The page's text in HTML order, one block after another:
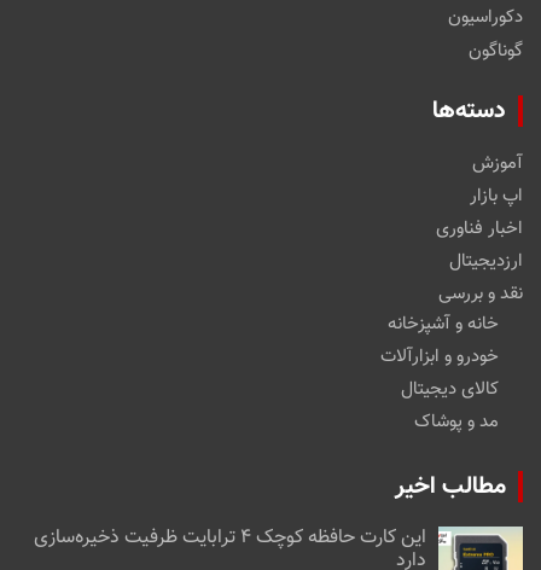
دکوراسیون
گوناگون
دسته‌ها
آموزش
اپ بازار
اخبار فناوری
ارزدیجیتال
نقد و بررسی
خانه و آشپزخانه
خودرو و ابزارآلات
کالای دیجیتال
مد و پوشاک
مطالب اخیر
این کارت حافظه کوچک ۴ ترابایت ظرفیت ذخیره‌سازی
دارد